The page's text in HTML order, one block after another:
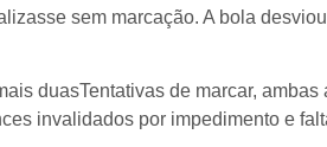
sem marcação. A bola
duasTentativas de marcar,
invalidados por impedimento e